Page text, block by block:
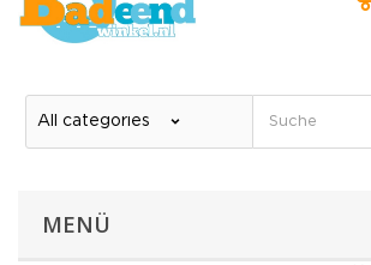
MENÜ